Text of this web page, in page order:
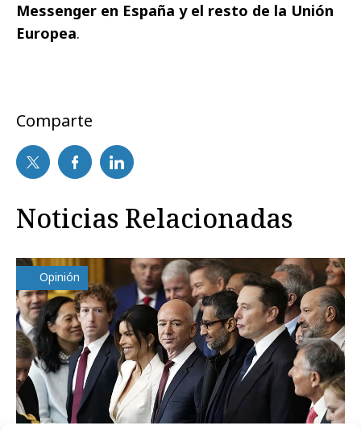
Messenger en España y el resto de la Unión
Europea.
Comparte
Noticias Relacionadas
Opinión